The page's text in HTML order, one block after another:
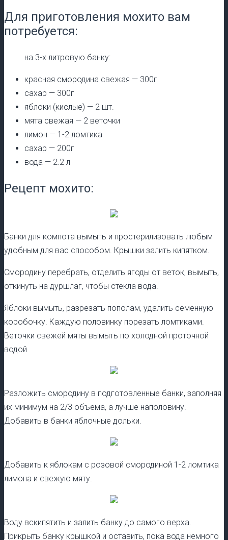
Для приготовления мохито вам
потребуется:
на 3-х литровую банку:
красная смородина свежая — 300г
сахар — 300г
яблоки (кислые) — 2 шт.
мята свежая — 2 веточки
лимон — 1-2 ломтика
сахар — 200г
вода — 2.2 л
Рецепт мохито:
Банки для компота вымыть и простерилизовать любым
удобным для вас способом. Крышки залить кипятком.
Смородину перебрать, отделить ягоды от веток, вымыть,
откинуть на дуршлаг, чтобы стекла вода.
Яблоки вымыть, разрезать пополам, удалить семенную
коробочку. Каждую половинку порезать ломтиками.
Веточки свежей мяты вымыть по холодной проточной
водой
Разложить смородину в подготовленные банки, заполняя
их минимум на 2/3 объема, а лучше наполовину.
Добавить в банки яблочные дольки.
Добавить к яблокам с розовой смородиной 1-2 ломтика
лимона и свежую мяту.
Воду вскипятить и залить банку до самого верха.
Прикрыть банку крышкой и оставить, пока вода немного